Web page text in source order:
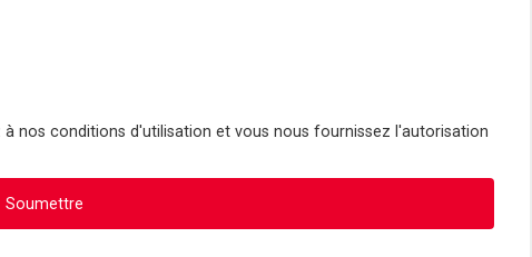
nos conditions d'utilisation et vous nous fournissez l'autorisation